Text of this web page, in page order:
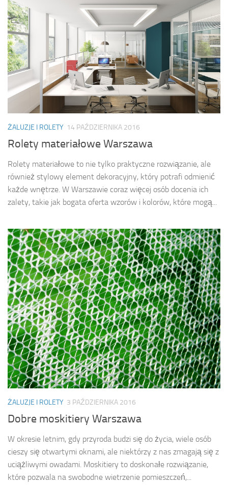
ŻALUZJE I ROLETY 14 PAŹDZIERNIKA 2016
Rolety materiałowe Warszawa
Rolety materiałowe to nie tylko praktyczne rozwiązanie, ale
również stylowy element dekoracyjny, który potrafi odmienić
każde wnętrze. W Warszawie coraz więcej osób docenia ich
zalety, takie jak bogata oferta wzorów i kolorów, które mogą...
ŻALUZJE I ROLETY 3 PAŹDZIERNIKA 2016
Dobre moskitiery Warszawa
W okresie letnim, gdy przyroda budzi się do życia, wiele osób
cieszy się otwartymi oknami, ale niektórzy z nas zmagają się z
uciążliwymi owadami. Moskitiery to doskonałe rozwiązanie,
które pozwala na swobodne wietrzenie pomieszczeń,...